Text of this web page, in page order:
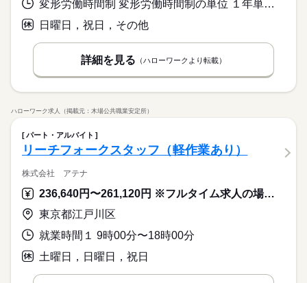
変形労働時間制 変形労働時間制の単位 １年単位 就業時間１ 22時00分〜7時00分 就業時間２ 0時00分〜9時00分 就業時間に関する特記事項 ※１年単位の変形労働時間による勤務
日曜日，祝日，その他
詳細を見る （ハローワークより転載）
ハローワーク求人（掲載元：木場公共職業安定所）
パート・アルバイト
リーチフォークスタッフ（軽作業あり）
株式会社 アテナ
236,640円〜261,120円 ※フルタイム求人の場合は月額（換算額）、パート求人の場合は時間額を表示しています。
東京都江戸川区
就業時間１ 9時00分〜18時00分
土曜日，日曜日，祝日